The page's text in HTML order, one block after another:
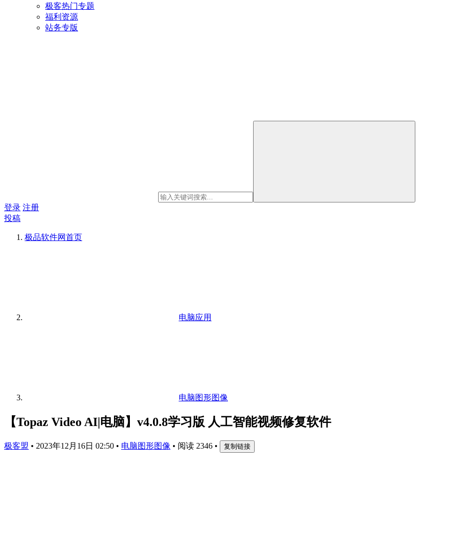
极客热门专题
福利资源
站务专版
登录 注册
投稿
极品软件网首页
电脑应用
电脑图形图像
【Topaz Video AI|电脑】v4.0.8学习版 人工智能视频修复软件
极客盟 • 2023年12月16日 02:50 • 电脑图形图像 • 阅读 2346 • 复制链接